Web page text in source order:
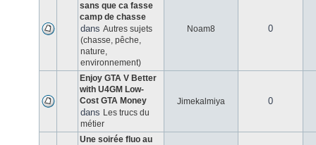
sans que ca fasse
camp de chasse
dans Autres sujets
(chasse, pêche,
nature,
environnement)
Noam8 0
Enjoy GTA V Better
with U4GM Low-
Cost GTA Money
dans Les trucs du
métier
Jimekalmiya 0
Une soirée fluo au